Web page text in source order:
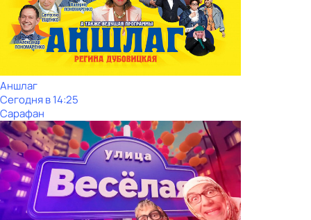
Аншлаг
Сегодня в 14:25
Сарафан